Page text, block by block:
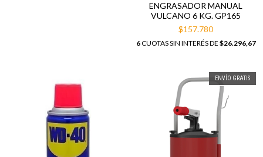
ENGRASADOR MANUAL
VULCANO 6 KG. GP165
$157.780
6CUOTAS SIN INTERÉS DE $26.296,67
ENVÍO GRATIS